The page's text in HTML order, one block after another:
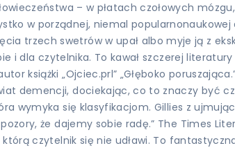
– w płatach czołowych
w porządnej, niemal
trzech swetrów w upał albo myje ją z
i dla czytelnika. To kawał szczerej
książki „Ojciec.prl” „Głęboko
demencji, dociekając, co to znaczy być
wymyka się klasyfikacjom. Gillies z
że dajemy sobie radę.” The Times
czytelnik się nie udławi. To